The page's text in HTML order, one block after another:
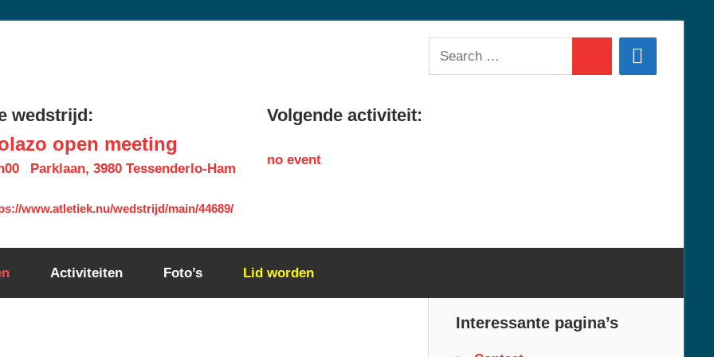
Search
for:
wedstrijd:
open meeting
Parklaan, 3980 Tessenderlo-Ham
www.atletiek.nu/wedstrijd/main/44689/
Volgende activiteit:
no event
Activiteiten Foto’s Lid worden
Interessante pagina’s